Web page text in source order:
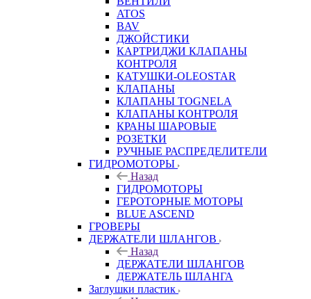
ATOS
BAV
ДЖОЙСТИКИ
КАРТРИДЖИ КЛАПАНЫ
КОНТРОЛЯ
КАТУШКИ-OLEOSTAR
КЛАПАНЫ
КЛАПАНЫ TOGNELA
КЛАПАНЫ КОНТРОЛЯ
КРАНЫ ШАРОВЫЕ
РОЗЕТКИ
РУЧНЫЕ РАСПРЕДЕЛИТЕЛИ
ГИДРОМОТОРЫ
Назад
ГИДРОМОТОРЫ
ГЕРОТОРНЫЕ МОТОРЫ
BLUE ASCEND
ГРОВЕРЫ
ДЕРЖАТЕЛИ ШЛАНГОВ
Назад
ДЕРЖАТЕЛИ ШЛАНГОВ
ДЕРЖАТЕЛЬ ШЛАНГА
Заглушки пластик